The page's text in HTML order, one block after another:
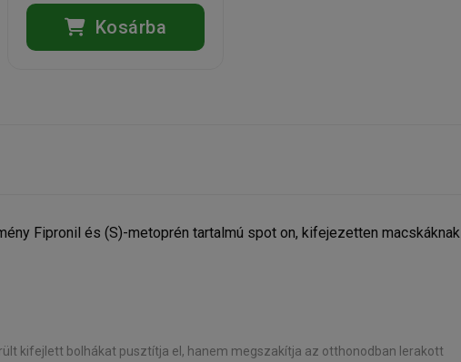
Kosárba
Fipronil és (S)-metoprén tartalmú spot on, kifejezetten macskáknak
kifejlett bolhákat pusztítja el, hanem megszakítja az otthonodban lerakott